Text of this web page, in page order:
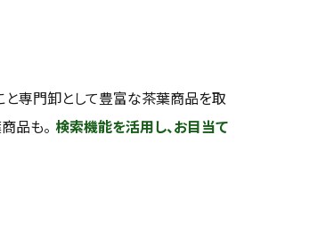
と専門卸として豊富な茶葉商品を取
品も。検索機能を活用し、お目当て